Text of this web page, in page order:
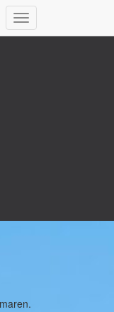
är under uppbyggnad
Slå